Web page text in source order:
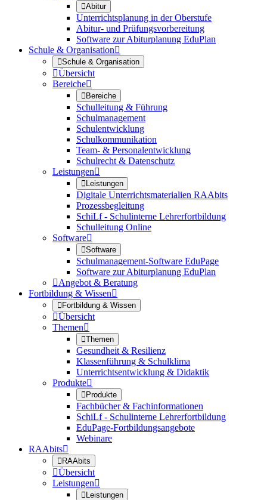
Abitur
Unterrichtsplanung in der Oberstufe
Abitur- und Prüfungsvorbereitung
Software zur Abiturplanung EduPlan
Schule & Organisation
Schule & Organisation
Übersicht
Bereiche
Bereiche
Schulleitung & Führung
Schulmanagement
Schulentwicklung
Schulkommunikation
Team- & Personalentwicklung
Schulrecht & Datenschutz
Leistungen
Leistungen
Digitale Unterrichtsmaterialien RAAbits
Prozessbegleitung
SchiLf - Schulinterne Lehrerfortbildung
Schulleitung Online
Software
Software
Schulmanagement-Software EduPage
Software zur Abiturplanung EduPlan
Angebot & Beratung
Fortbildung & Wissen
Fortbildung & Wissen
Übersicht
Themen
Themen
Gesundheit & Resilienz
Klassenführung & Schulklima
Unterrichtsentwicklung & Didaktik
Produkte
Produkte
Fachbücher & Fachinformationen
SchiLf - Schulinterne Lehrerfortbildung
EduPage-Fortbildungsangebote
Webinare
RAAbits
RAAbits
Übersicht
Leistungen
Leistungen